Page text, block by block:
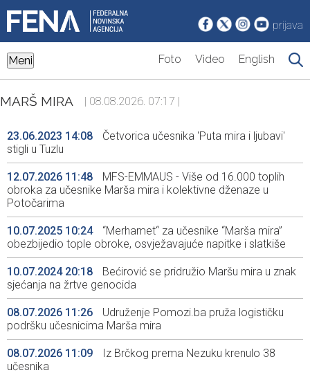
prijava
Meni Foto Video English
MARŠ MIRA | 08.08.2026. 07:17 |
23.06.2023 14:08
Četvorica učesnika 'Puta mira i ljubavi'
stigli u Tuzlu
12.07.2026 11:48
MFS-EMMAUS - Više od 16.000 toplih
obroka za učesnike Marša mira i kolektivne dženaze u
Potočarima
10.07.2025 10:24
“Merhamet“ za učesnike “Marša mira”
obezbijedio tople obroke, osvježavajuće napitke i slatkiše
10.07.2024 20:18
Bećirović se pridružio Maršu mira u znak
sjećanja na žrtve genocida
08.07.2026 11:26
Udruženje Pomozi.ba pruža logističku
podršku učesnicima Marša mira
08.07.2026 11:09
Iz Brčkog prema Nezuku krenulo 38
učesnika